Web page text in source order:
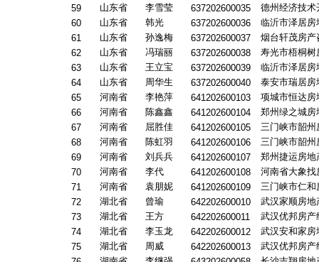
59
山东省 李雪莹 637202600035
德州经济技术
60
山东省 韩光 637202600036
临沂市泽居房
61
山东省 孙逸梅 637202600037
烟台轩茂房产
62
山东省 冯瑞丽 637202600038
寿光市梧桐树
63
山东省 王立宝 637202600039
临沂市泽居房
64
山东省 周华生 637202600040
泰安市瑞居房
65
河南省 李艳萍 641202600103
项城市恒达房
66
河南省 陈鑫鑫 641202600104
郑州绿之城房
67
河南省 屈胜佳 641202600105
三门峡市韶州
68
河南省 陈虹羽 641202600106
三门峡市韶州
69
河南省 刘兵兵 641202600107
郑州捷运房地
70
河南省 李代 641202600108
河南省大象找
71
河南省 袁朋妮 641202600109
三门峡市仁和
72
湖北省 曾瑜 642202600010
武汉家顺房地
73
湖北省 王方 642202600011
武汉优邦房产
74
湖北省 李玉龙 642202600012
武汉安和家房
75
湖北省 周威 642202600013
武汉优邦房产